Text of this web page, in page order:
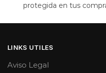
protegida en tus
LINKS UTILES
Aviso Legal